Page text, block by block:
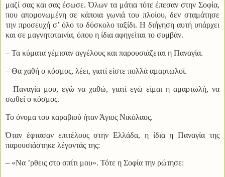
μαζί σας και σας έσωσε. Όλων τα μάτια τότε έπεσαν στην Σοφία,
που απομονωμένη σε κάποια γωνιά του πλοίου, δεν σταμάτησε
την προσευχή σ’ όλο το δύσκολο ταξίδι. Η διήγηση αυτή υπάρχει
και σε μαγνητοταινία, όπου η ίδια αφηγείται το συμβάν.
– Τα κύματα γέμισαν αγγέλους και παρουσιάζεται η Παναγία.
– Θα χαθή ο κόσμος, λέει, γιατί είστε πολλά αμαρτωλοί.
– Παναγία μου, εγώ να χαθώ, γιατί εγώ είμαι η αμαρτωλή, να
σωθεί ο κόσμος.
Το όνομα του καραβιού ήταν Άγιος Νικόλαος.
Όταν έφτασαν επιτέλους στην Ελλάδα, η ίδια η Παναγία της
παρουσιάστηκε λέγοντάς της:
– «Να ’ρθεις στο σπίτι μου». Τότε η Σοφία την ρώτησε: